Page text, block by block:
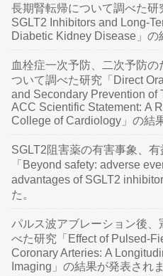
長期腎転帰について調べた
SGLT2 Inhibitors and Long-
Diabetic Kidney Disease」の
血栓症一次予防、二次予防
ついて調べた研究「Direct
and Secondary Prevention of
ACC Scientific Statement: A
College of Cardiology」の結
SGLT2阻害薬の有害事象、
「Beyond safety: adverse
advantages of SGLT2
た。
パルス波アブレーション後
べた研究「Effect of Pulsed-
Coronary Arteries: A
Imaging」の結果が発表され